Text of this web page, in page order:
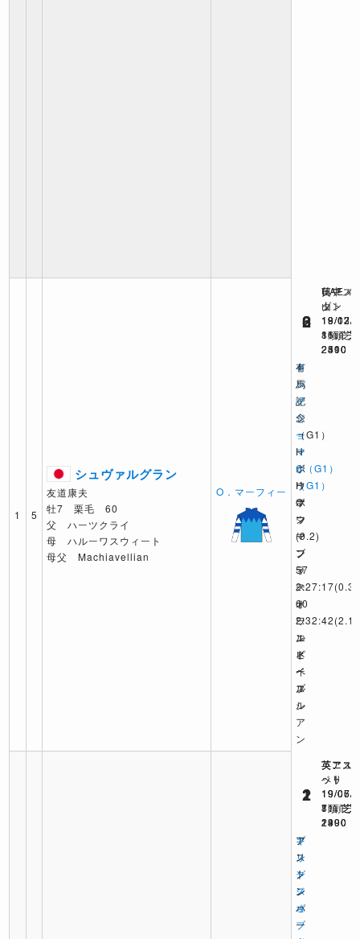
1 5
シュヴァルグラン
友道康夫
牡7 栗毛 60
父 ハーツクライ
母 ハルーワスウィート
母父 Machiavellian
O．マーフィー
6
英アス
ット
19/07/
11頭 芝
2390
キ
ン
グ
ジ
ョ
ー
ジ
（G1）
O
マ
ー
フ
ィ
ー
60
2:32:42(2.1)
エ
ネ
イ
ブ
ル
2
UAEメ
ダン
19/03/
8頭 芝
2410
ド
バ
イ
シ
ー
マ
C（G1）
H
ボ
ウ
マ
ン
57
2:27:17(0.3)
オ
ー
ル
ド
ペ
ル
シ
ア
ン
3
日中
18/12/
16頭 芝
2500
有
馬
記
念
（G1）
H
ボ
ウ
マ
ン
(0.2)
ブ
ラ
ス
ト
ワ
ン
ピ
ー
ス
2
英アス
ット
19/07/
11頭 芝
2390
キ
ン
グ
ジ
ョ
ー
1
英アス
ット
19/06/
8頭 芝
1990
プ
リ
ン
ス
オ
ブ
1
英ニュ
ベリ
19/05/
7頭 芝
2400
ア
ス
ト
ン
パ
ー